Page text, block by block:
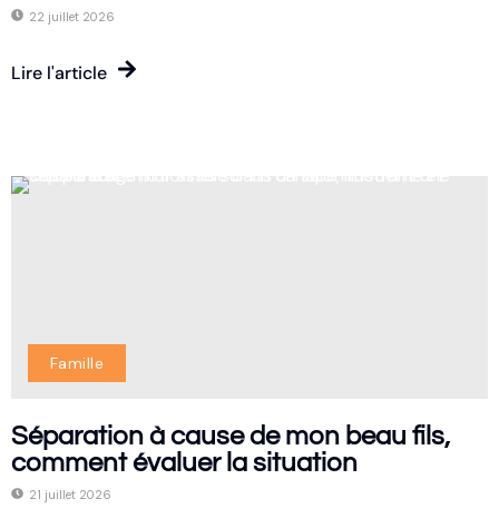
22 juillet 2026
Lire l'article
Famille
Séparation à cause de mon beau fils,
comment évaluer la situation
21 juillet 2026